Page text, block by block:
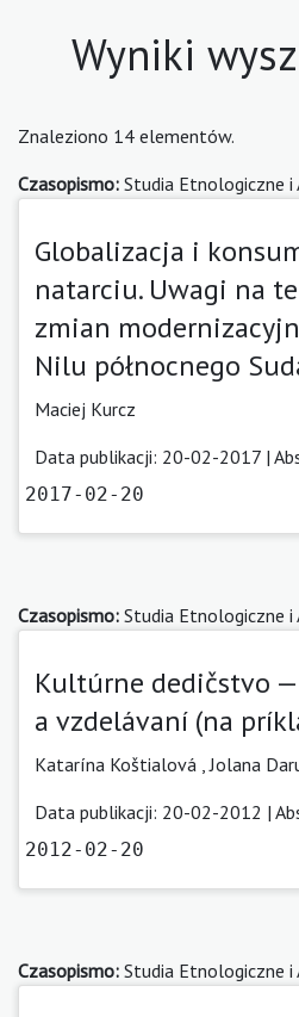
Wyniki
Znaleziono 14 elementów.
Czasopismo: Studia Etnologiczne
Globalizacja i
natarciu. Uwagi na
zmian
Nilu północnego
Maciej Kurcz
Data publikacji: 20-02-2017 |
2017-02-20
Czasopismo: Studia Etnologiczne
Kultúrne dedičstvo
a vzdelávaní (na
Katarína Koštialová ,Jolana
Data publikacji: 20-02-2012 |
2012-02-20
Czasopismo: Studia Etnologiczne